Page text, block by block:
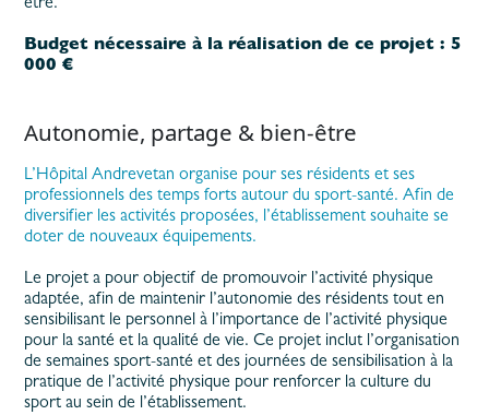
être.
Budget nécessaire à la réalisation de ce projet : 5
000 €
Autonomie, partage & bien-être
L’Hôpital Andrevetan organise pour ses résidents et ses
professionnels des temps forts autour du sport-santé. Afin de
diversifier les activités proposées, l’établissement souhaite se
doter de nouveaux équipements.
Le projet a pour objectif de promouvoir l’activité physique
adaptée, afin de maintenir l’autonomie des résidents tout en
sensibilisant le personnel à l’importance de l’activité physique
pour la santé et la qualité de vie. Ce projet inclut l’organisation
de semaines sport-santé et des journées de sensibilisation à la
pratique de l’activité physique pour renforcer la culture du
sport au sein de l’établissement.